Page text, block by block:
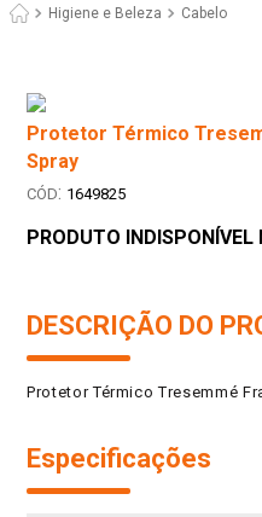
Higiene e Beleza Cabelo
Protetor Térmico
Spray
: 1649825
PRODUTO
DESCRIÇÃO DO
Protetor Térmico Tresemmé
Especificações